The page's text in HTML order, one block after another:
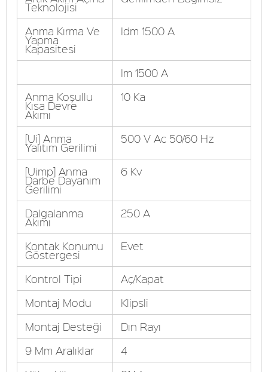
Teknolojisi
Anma Kırma Ve
Yapma
Kapasitesi
Idm 1500 A
Im 1500 A
Anma Koşullu
Kısa Devre
Akımı
10 Ka
[Ui] Anma
Yalıtım Gerilimi
500 V Ac 50/60 Hz
[Uimp] Anma
Darbe Dayanım
Gerilimi
6 Kv
Dalgalanma
Akımı
250 A
Kontak Konumu
Göstergesi
Evet
Kontrol Tipi
Aç/Kapat
Montaj Modu
Klipsli
Montaj Desteği
Dın Rayı
9 Mm Aralıklar
4